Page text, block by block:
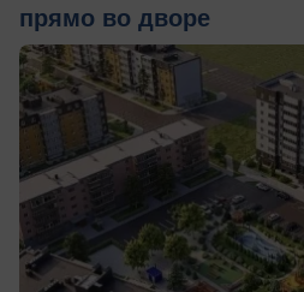
прямо во дворе